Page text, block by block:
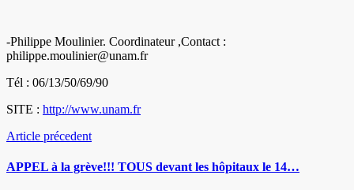
-Philippe Moulinier. Coordinateur ,Contact :
philippe.moulinier@unam.fr
Tél : 06/13/50/69/90
SITE : http://www.unam.fr
Article précedent
APPEL à la grève!!! TOUS devant les hôpitaux le 14…